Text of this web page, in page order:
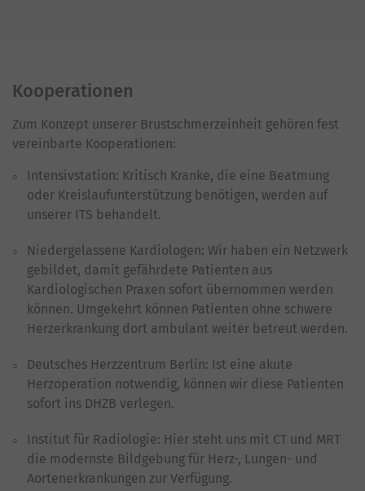
Kooperationen
Zum Konzept unserer Brustschmerzeinheit gehören fest
vereinbarte Kooperationen:
Intensivstation: Kritisch Kranke, die eine Beatmung
oder Kreislaufunterstützung benötigen, werden auf
unserer ITS behandelt.
Niedergelassene Kardiologen: Wir haben ein Netzwerk
gebildet, damit gefährdete Patienten aus
Kardiologischen Praxen sofort übernommen werden
können. Umgekehrt können Patienten ohne schwere
Herzerkrankung dort ambulant weiter betreut werden.
Deutsches Herzzentrum Berlin: Ist eine akute
Herzoperation notwendig, können wir diese Patienten
sofort ins DHZB verlegen.
Institut für Radiologie: Hier steht uns mit CT und MRT
die modernste Bildgebung für Herz-, Lungen- und
Aortenerkrankungen zur Verfügung.